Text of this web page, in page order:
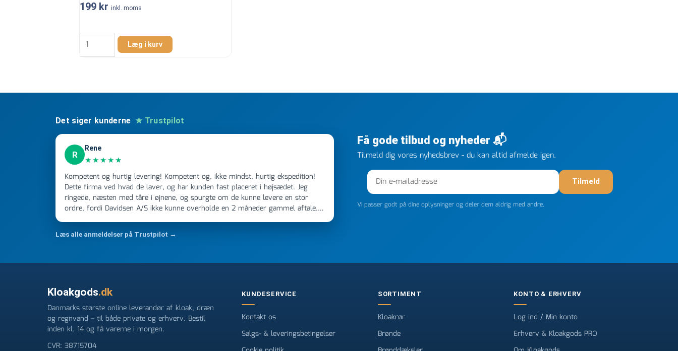
199 kr inkl. moms
Plastdæksel
315
mm
-
antal
Læg i kurv
Det siger kunderne ★ Trustpilot
R
Rene
★★★★★
Kompetent og hurtig levering! Kompetent og, ikke mindst, hurtig ekspedition!
Dette firma ved hvad de laver, og har kunden fast placeret i højsædet. Jeg
ringede, næsten med tåre i øjnene, og spurgte om de kunne levere en stor
ordre, fordi Davidsen A/S ikke kunne overholde en 2 måneder gammel aftale.
ikke få armene ned, og næste gang jeg skal bruge noget, vil jeg ringe til dem
FØRST. De varmeste og venligste hilsner fra Rene
Læs alle anmeldelser på Trustpilot →
Få gode tilbud og nyheder 📬
Tilmeld dig vores nyhedsbrev - du kan altid afmelde igen.
Tilmeld
Vi passer godt på dine oplysninger og deler dem aldrig med andre.
Kloakgods.dk
Danmarks største online leverandør af kloak, dræn
og regnvand – til både private og erhverv. Bestil
inden kl. 14 og få varerne i morgen.
CVR: 38715704
KUNDESERVICE
Kontakt os
Salgs- & leveringsbetingelser
SORTIMENT
Kloakrør
Brønde
KONTO & ERHVERV
Log ind / Min konto
Erhverv & Kloakgods PRO